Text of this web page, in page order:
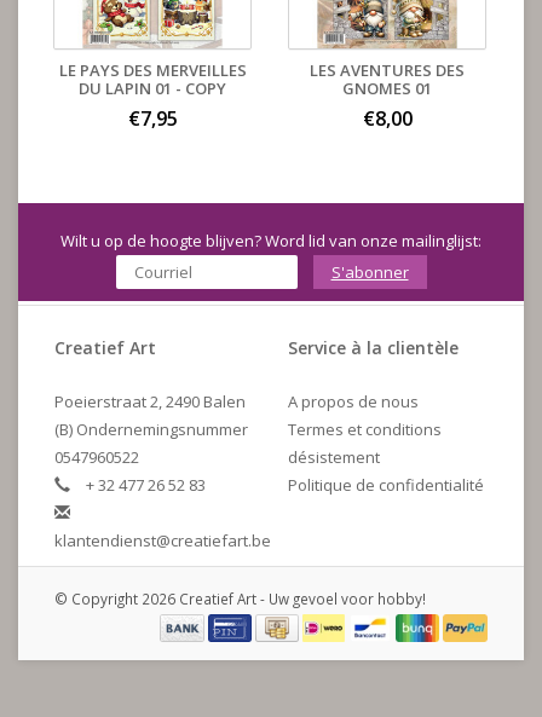
LE PAYS DES MERVEILLES
DU LAPIN 01 - COPY
€7,95
LES AVENTURES DES
GNOMES 01
€8,00
Wilt u op de hoogte blijven? Word lid van onze mailinglijst:
S'abonner
Creatief Art
Poeierstraat 2, 2490 Balen
(B) Ondernemingsnummer
0547960522
+ 32 477 26 52 83
klantendienst@creatiefart.be
Service à la clientèle
A propos de nous
Termes et conditions
désistement
Politique de confidentialité
© Copyright 2026 Creatief Art - Uw gevoel voor hobby!